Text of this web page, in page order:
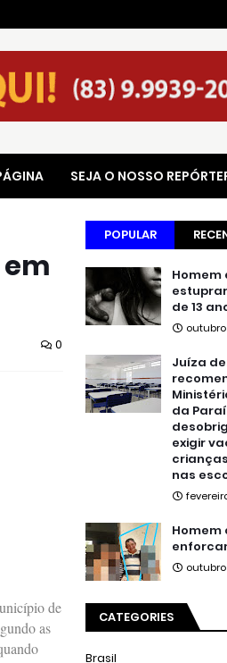
SEJA O NOSSO
0
de
as
POPULAR
Homem
de 13
Juíza
da
exigir
nas
Homem
CATEGORIES
Brasil